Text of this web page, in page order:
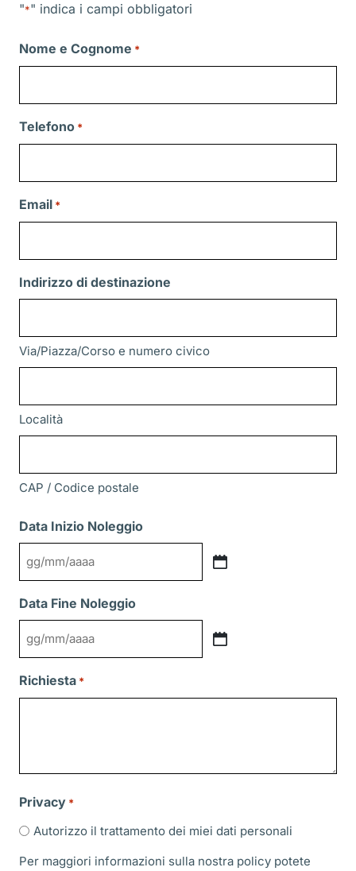
"*" indica i campi obbligatori
Nome e Cognome *
Telefono *
Email *
Indirizzo di destinazione
Via/Piazza/Corso e numero civico
Località
CAP / Codice postale
Data Inizio Noleggio
GG
MM
slash
AAAA
Data Fine Noleggio
GG
MM
Richiesta *
Privacy *
Autorizzo il trattamento dei miei dati personali
Per maggiori informazioni sulla nostra policy potete